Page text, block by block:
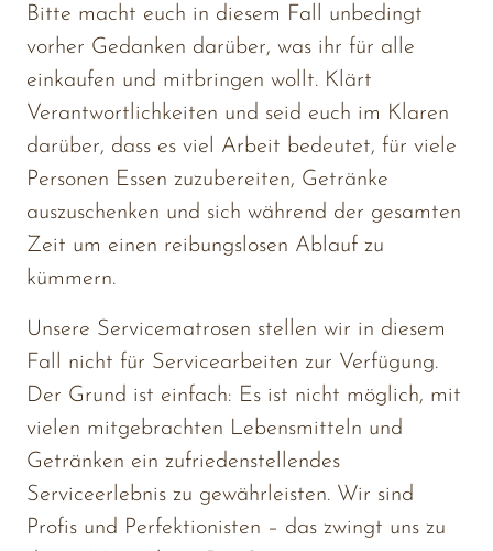
Bitte macht euch in diesem Fall
vorher Gedanken darüber, was ihr für
einkaufen und mitbringen wollt.
Verantwortlichkeiten und seid euch im
darüber, dass es viel Arbeit bedeutet, für
Personen Essen zuzubereiten,
auszuschenken und sich während der
Zeit um einen reibungslosen Ablauf
kümmern.
Unsere Servicematrosen stellen wir in
Fall nicht für Servicearbeiten zur
Der Grund ist einfach: Es ist nicht möglich,
vielen mitgebrachten Lebensmitteln
Getränken ein
Serviceerlebnis zu gewährleisten. Wir
Profis und Perfektionisten – das zwingt uns